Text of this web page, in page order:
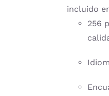
incluido
256